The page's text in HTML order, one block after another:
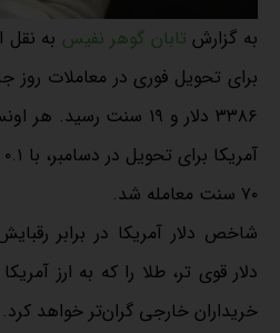
به گزارش تابان گوهر نفیس به نقل
۳۳۸۶ دلار و ۱۹ سنت
۷۰ سنت معامله شد.
دلار قوی تر، طلا را که به ارز
خریداران خارجی گران‌تر خواهد کرد.